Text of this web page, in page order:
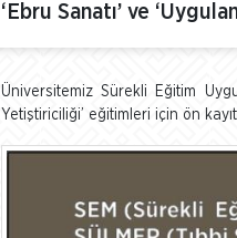
‘Ebru Sanatı’ ve
Üniversitemiz Sürekli Eğitim
Yetiştiriciliği’ eğitimleri için ön